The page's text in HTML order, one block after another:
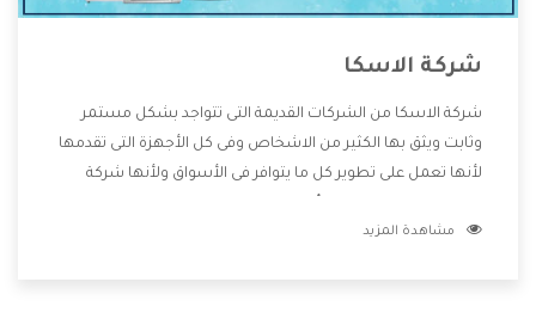
شركة الاسكا
شركة الاسكا من الشركات القديمة التى تتواجد بشكل مستمر
وثابت ويثق بها الكثير من الاشخاص وفى كل الأجهزة التى تقدمها
لأنها تعمل على تطوير كل ما يتوافر فى الأسواق ولأنها شركة
وتقدم للعملاء أقوى العروض والخصومات التى تسهل على
مشاهدة المزيد